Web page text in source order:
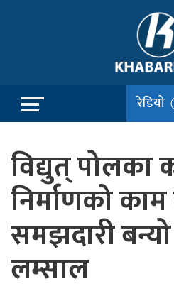
रेडियो
विद्युत् पोलका
निर्माणको
समझदारी बन्यो
लम्साल